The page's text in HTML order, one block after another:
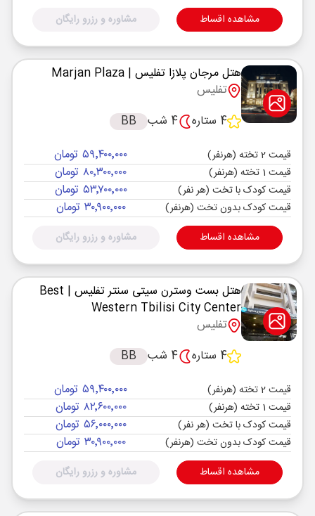
مشاهده اقساط مشاوره و رزرو رایگان
هتل مرجان پلازا تفلیس | Marjan Plaza
تفلیس
4 ستاره
4 شب BB
قیمت 2 تخته (هرنفر) ۵۹٬۴۰۰٬۰۰۰ تومان
قیمت 1 تخته (هرنفر) ۸۰٬۳۰۰٬۰۰۰ تومان
قیمت کودک با تخت (هر نفر) ۵۳٬۷۰۰٬۰۰۰ تومان
قیمت کودک بدون تخت (هرنفر) ۳۰٬۹۰۰٬۰۰۰ تومان
مشاهده اقساط مشاوره و رزرو رایگان
هتل بست وسترن سیتی سنتر تفلیس | Best
Western Tbilisi City Center
تفلیس
4 ستاره
4 شب BB
قیمت 2 تخته (هرنفر) ۵۹٬۴۰۰٬۰۰۰ تومان
قیمت 1 تخته (هرنفر) ۸۲٬۶۰۰٬۰۰۰ تومان
قیمت کودک با تخت (هر نفر) ۵۶٬۰۰۰٬۰۰۰ تومان
قیمت کودک بدون تخت (هرنفر) ۳۰٬۹۰۰٬۰۰۰ تومان
مشاهده اقساط مشاوره و رزرو رایگان